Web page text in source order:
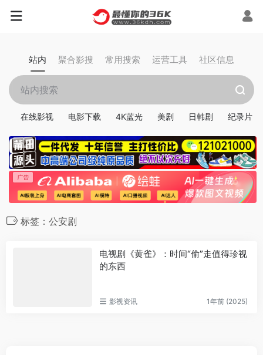
站内 聚合影搜 常用搜索 运营工具 社区信息
在线影视 电影下载 4K蓝光 美剧 日韩剧 纪录片
标签：公安剧
电视剧《黄雀》：时间“偷”走值得珍视
的东西
影视资讯 1年前 (2025)